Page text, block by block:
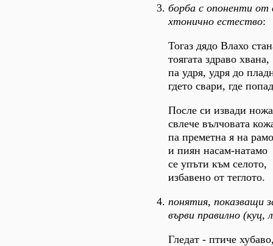
борба с опоненти от
хтонично естество:
Тогаз дядо Влахо
тоягата здраво хвана,
па удря, удря до
гдето свари, где
После си извади
свлече вълчовата
па преметна я на рамо
и пиян насам-натамо
се упъти към селото,
избавено от теглото.
понятия, показващи
върви правилно (куц,
Гледат - птиче